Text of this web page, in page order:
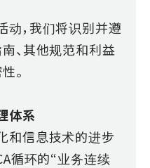
，我们将识别并遵
、其他规范和利益
。
体系
和信息技术的进步
循环的“业务连续